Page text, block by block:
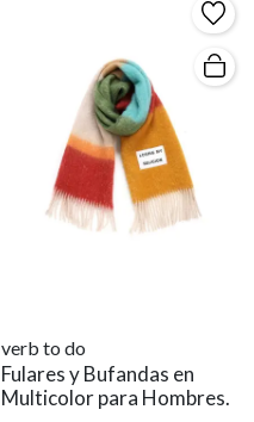
verb to do
Fulares y Bufandas en
Multicolor para Hombres.